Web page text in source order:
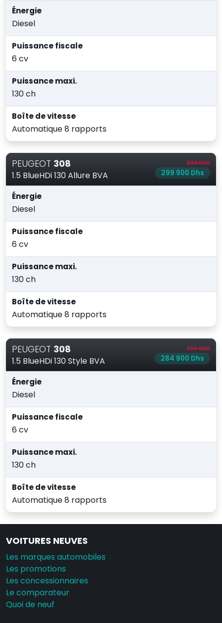
Énergie
Diesel
Puissance fiscale
6 cv
Puissance maxi.
130 ch
Boîte de vitesse
Automatique 8 rapports
PEUGEOT 308
1.5 BlueHDi 130 Allure BVA
333 900
299 900 Dhs
Énergie
Diesel
Puissance fiscale
6 cv
Puissance maxi.
130 ch
Boîte de vitesse
Automatique 8 rapports
PEUGEOT 308
1.5 BlueHDi 130 Style BVA
299 900
284 900 Dhs
Énergie
Diesel
Puissance fiscale
6 cv
Puissance maxi.
130 ch
Boîte de vitesse
Automatique 8 rapports
VOITURES NEUVES
Les marques automobiles
Les promotions
Les concessionnaires
Le comparateur
Quoi de neuf